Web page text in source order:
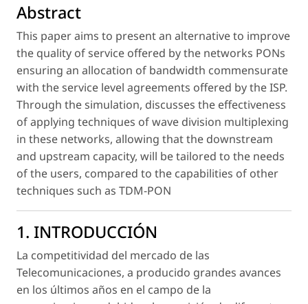
Abstract
This paper aims to present an alternative to improve
the quality of service offered by the networks PONs
ensuring an allocation of bandwidth commensurate
with the service level agreements offered by the ISP.
Through the simulation, discusses the effectiveness
of applying techniques of wave division multiplexing
in these networks, allowing that the downstream
and upstream capacity, will be tailored to the needs
of the users, compared to the capabilities of other
techniques such as TDM-PON
1. INTRODUCCIÓN
La competitividad del mercado de las
Telecomunicaciones, a producido grandes avances
en los últimos años en el campo de la